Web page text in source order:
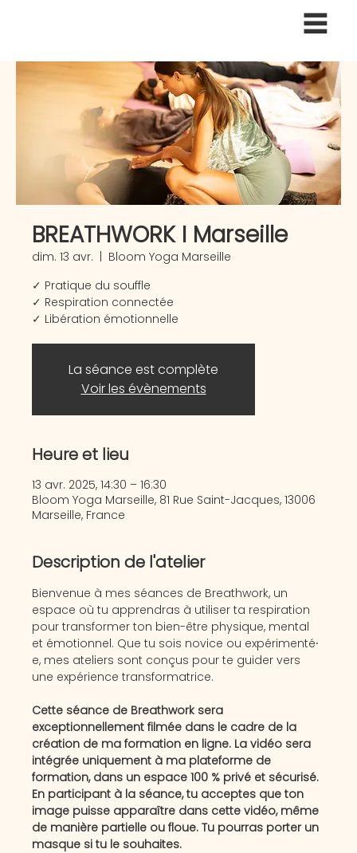
BREATHWORK I Marseille
dim. 13 avr.
  |
Bloom Yoga Marseille
✓ Pratique du souffle
✓ Respiration connectée
✓ Libération émotionnelle
La séance est complète
Voir les évènements
Heure et lieu
13 avr. 2025, 14:30 – 16:30
Bloom Yoga Marseille, 81 Rue Saint-Jacques, 13006
Marseille, France
Description de l'atelier
Bienvenue à mes séances de Breathwork, un
espace où tu apprendras à utiliser ta respiration
pour transformer ton bien-être physique, mental
et émotionnel. Que tu sois novice ou expérimenté⸱
e, mes ateliers sont conçus pour te guider vers
une expérience transformatrice.
Cette séance de Breathwork sera
exceptionnellement filmée dans le cadre de la
création de ma formation en ligne. La vidéo sera
intégrée uniquement à ma plateforme de
formation, dans un espace 100 % privé et sécurisé.
En participant à la séance, tu acceptes que ton
image puisse apparaître dans cette vidéo, même
de manière partielle ou floue. Tu pourras porter un
masque si tu le souhaites.